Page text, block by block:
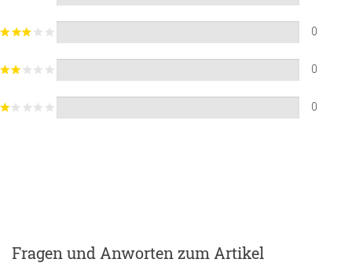
0
0
0
Fragen und Anworten zum Artikel